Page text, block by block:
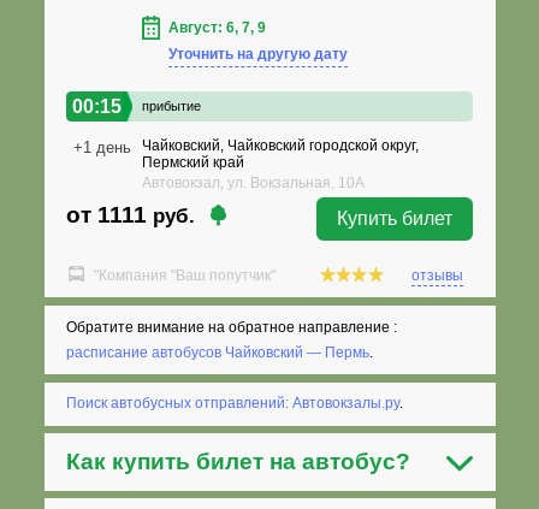
Август: 6, 7, 9
Уточнить на другую дату
00:15 прибытие
+1 день
Чайковский, Чайковский городской округ,
Пермский край
Автовокзал, ул. Вокзальная, 10А
от 1111 руб. Купить билет
"Компания "Ваш попутчик" отзывы
Обратите внимание на обратное направление :
расписание автобусов Чайковский — Пермь
Поиск автобусных отправлений: Автовокзалы.ру.
Как купить билет на автобус?